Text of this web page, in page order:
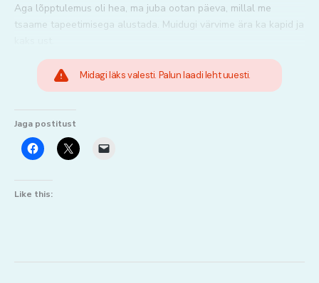
Aga lõpptulemus oli hea, ma juba ootan päeva, millal me
tsaame tapeetimisega alustada. Muidugi värvime ära ka kapid ja
Midagi läks valesti. Palun laadi leht uuesti.
Jaga postitust
Like this: